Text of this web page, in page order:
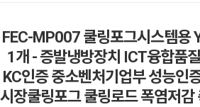
FEC-MP007 쿨링포그시스템용
1개 - 증발냉방장치 ICT융합품
KC인증 중소벤처기업부 성능인
시장쿨링포그 쿨링로드 폭염저감